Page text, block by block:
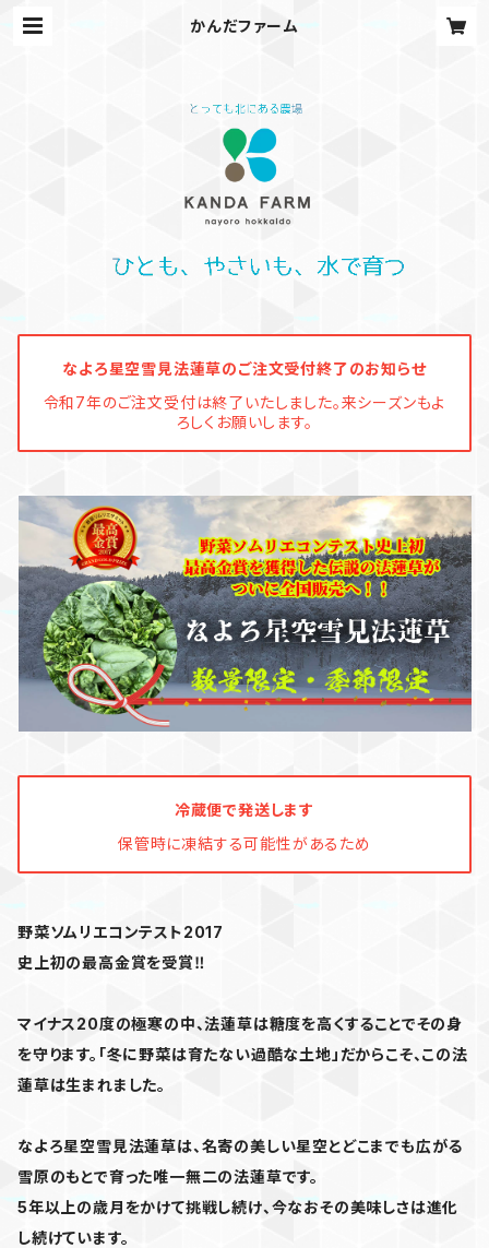
かんだファーム
なよろ星空雪見法蓮草のご注文受付終了のお知らせ
令和7年のご注文受付は終了いたしました。来シーズンもよ
ろしくお願いします。
冷蔵便で発送します
保管時に凍結する可能性があるため
野菜ソムリエコンテスト2017
史上初の最高金賞を受賞‼
マイナス20度の極寒の中、法蓮草は糖度を高くすることでその身
を守ります。「冬に野菜は育たない過酷な土地」だからこそ、この法
蓮草は生まれました。
なよろ星空雪見法蓮草は、名寄の美しい星空とどこまでも広がる
雪原のもとで育った唯一無二の法蓮草です。
5年以上の歳月をかけて挑戦し続け、今なおその美味しさは進化
し続けています。